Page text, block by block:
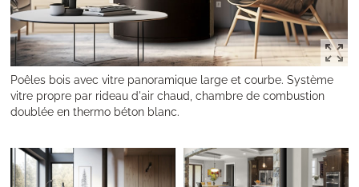
Poêles bois avec vitre panoramique large et courbe. Système
vitre propre par rideau d'air chaud, chambre de combustion
doublée en thermo béton blanc.